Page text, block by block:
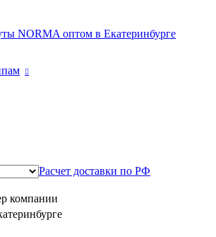
NORMA оптом в Екатеринбурге
Расчет доставки по РФ
компании